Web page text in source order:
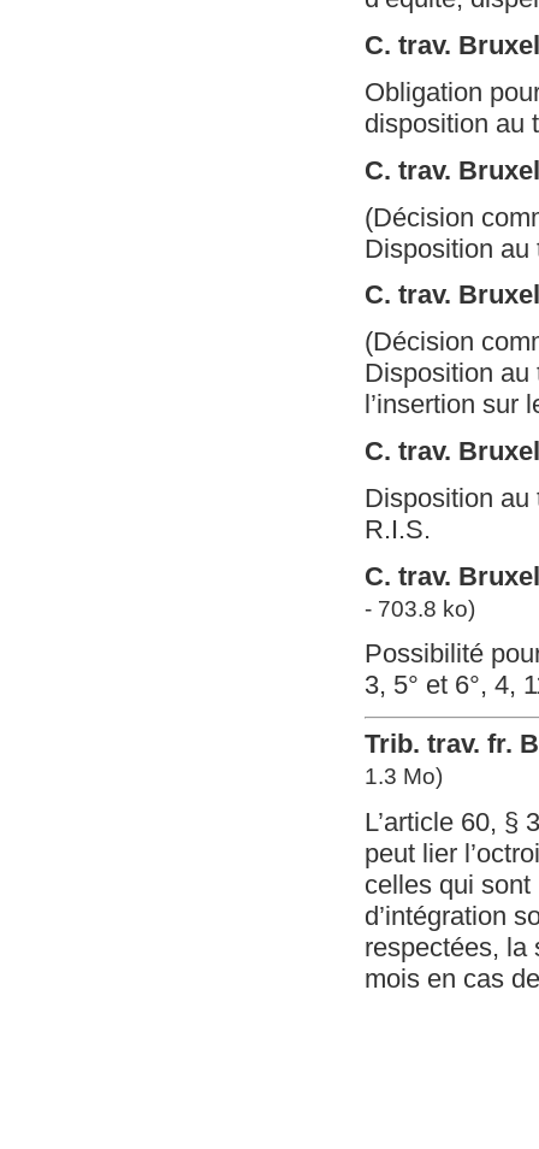
C. trav.
Obligation
disposition au
C. trav.
(Décision
Disposition au
C. trav.
(Décision
Disposition au
l’insertion sur
C. trav.
Disposition au
R.I.S.
C. trav.
- 703.8 ko)
Possibilité
3, 5° et 6°, 4,
Trib. trav. fr.
1.3 Mo)
L’article 60, §
peut lier
celles qui
d’intégration
respectées, la
mois en cas